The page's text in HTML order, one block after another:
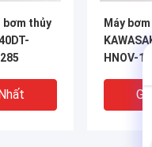
bơm thủy
Máy
HNOV-14